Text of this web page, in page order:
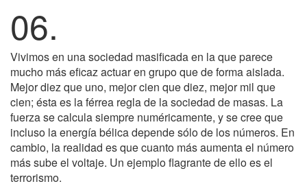
06.
Vivimos en una sociedad masificada en la que parece
mucho más eficaz actuar en grupo que de forma aislada.
Mejor diez que uno, mejor cien que diez, mejor mil que
cien; ésta es la férrea regla de la sociedad de masas. La
fuerza se calcula siempre numéricamente, y se cree que
incluso la energía bélica depende sólo de los números. En
cambio, la realidad es que cuanto más aumenta el número
más sube el voltaje. Un ejemplo flagrante de ello es el
terrorismo.